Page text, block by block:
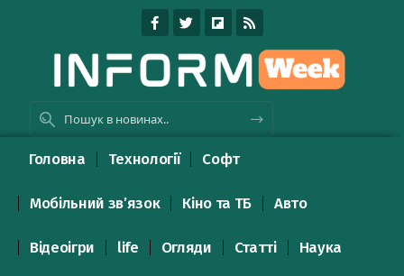
Головна Технології Софт
Мобільний зв’язок Кіно та ТБ Авто
Відеоігри life Огляди Статті Наука